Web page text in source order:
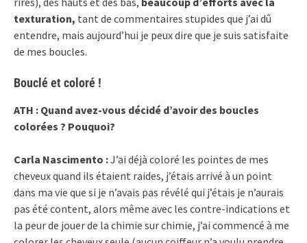
texturation, tant de commentaires stupides que j’ai dû
entendre, mais aujourd’hui je peux dire que je suis satisfaite
de mes boucles.
Bouclé et coloré !
ATH : Quand avez-vous décidé d’avoir des boucles
colorées ? Pouquoi?
Carla Nascimento :J’ai déjà coloré les pointes de mes
cheveux quand ils étaient raides, j’étais arrivé à un point
dans ma vie que si je n’avais pas révélé qui j’étais je n’aurais
pas été content, alors même avec les contre-indications et
la peur de jouer de la chimie sur chimie, j’ai commencé à me